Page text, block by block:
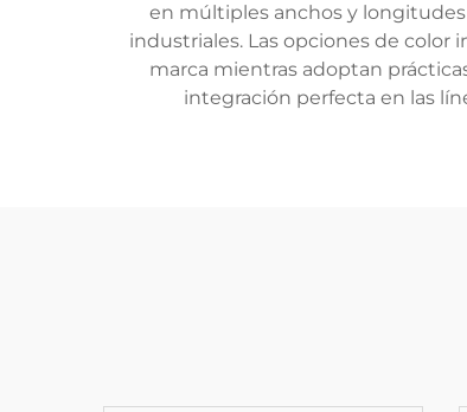
en múltiples anchos y
industriales. Las opciones de color
marca mientras adoptan
integración perfecta en las